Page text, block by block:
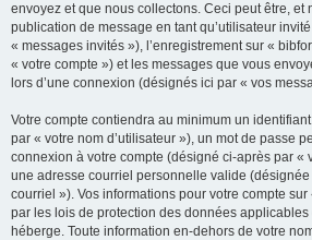
envoyez et que nous collectons. Ceci peut être, et
publication de message en tant qu’utilisateur
« messages invités »), l’enregistrement sur «
« votre compte ») et les messages que vous
lors d’une connexion (désignés ici par « vos
Votre compte contiendra au minimum un
par « votre nom d’utilisateur »), un mot de passe
connexion à votre compte (désigné ci-après par «
une adresse courriel personnelle valide
courriel »). Vos informations pour votre compte
par les lois de protection des données
héberge. Toute information en-dehors de votre